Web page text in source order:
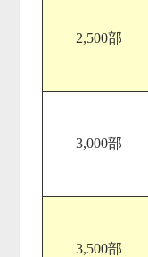
2,500部
3,000部
3,500部